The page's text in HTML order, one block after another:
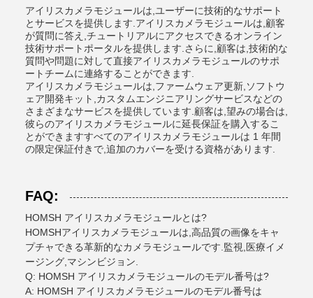
アイリスカメラモジュールは,ユーザーに技術的なサポート
とサービスを提供します.アイリスカメラモジュールは,顧客
が質問に答え,チュートリアルにアクセスできるオンライン
技術サポートポータルを提供します.さらに,顧客は,技術的な
質問や問題に対して直接アイリスカメラモジュールのサポ
ートチームに連絡することができます.
アイリスカメラモジュールは,ファームウェア更新,ソフトウ
ェア開発キット,カスタムエンジニアリングサービスなどの
さまざまなサービスを提供しています.顧客は,望みの場合は,
彼らのアイリスカメラモジュールに延長保証を購入するこ
とができますすべてのアイリスカメラモジュールは 1 年間
の限定保証付きで,追加のカバーを受ける資格があります.
FAQ:
HOMSH アイリスカメラモジュールとは?
HOMSHアイリスカメラモジュールは,高品質の画像をキャ
プチャできる革新的なカメラモジュールです.監視,医療イメ
ージング,マシンビジョン.
Q: HOMSH アイリスカメラモジュールのモデル番号は?
A: HOMSH アイリスカメラモジュールのモデル番号は